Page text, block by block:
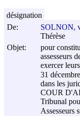
De:
SOLNON,
Thérèse
Objet:
pour
assesseurs
exercer
31
dans les
COUR
Tribunal
Assesseurs
désignation